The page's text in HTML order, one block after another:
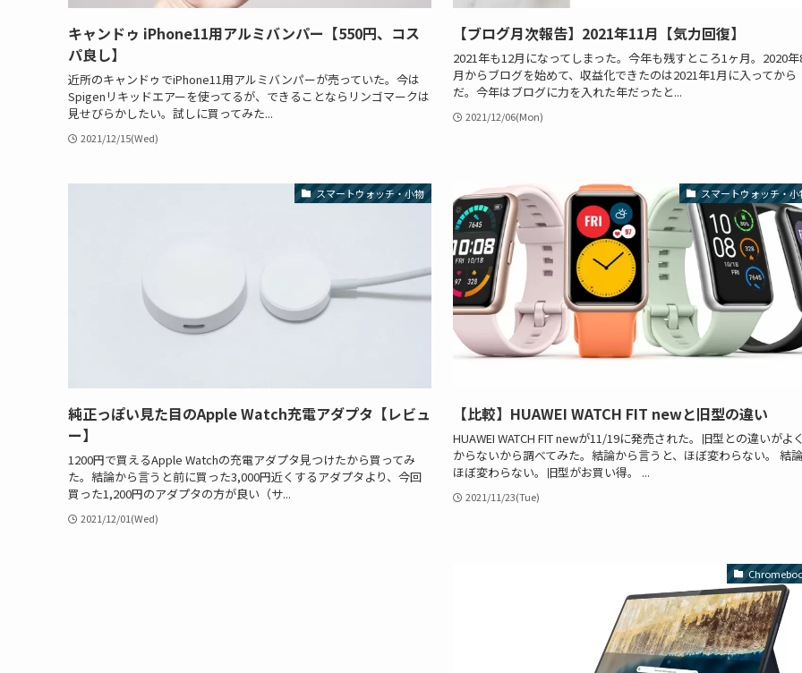
キャンドゥ iPhone11用アルミバンパー【550円、コス
パ良し】
近所のキャンドゥでiPhone11用アルミバンパーが売っていた。今は
Spigenリキッドエアーを使ってるが、できることならリンゴマークは
見せびらかしたい。試しに買ってみた...
2021/12/15(Wed)
【ブログ月次報告】2021年11月【気力回復】
2021年も12月になってしまった。今年も残すところ1ヶ月。2020年
月からブログを始めて、収益化できたのは2021年1月に入ってから
だ。今年はブログに力を入れた年だったと...
2021/12/06(Mon)
スマートウォッチ・小物
純正っぽい見た目のApple Watch充電アダプタ【レビュ
ー】
1200円で買えるApple Watchの充電アダプタ見つけたから買ってみ
た。結論から言うと前に買った3,000円近くするアダプタより、今回
買った1,200円のアダプタの方が良い（サ...
2021/12/01(Wed)
スマートウォッチ・小
【比較】HUAWEI WATCH FIT newと旧型の違い
HUAWEI WATCH FIT newが11/19に発売された。旧型との違いがよ
からないから調べてみた。結論から言うと、ほぼ変わらない。 結
ほぼ変わらない。旧型がお買い得。 ...
2021/11/23(Tue)